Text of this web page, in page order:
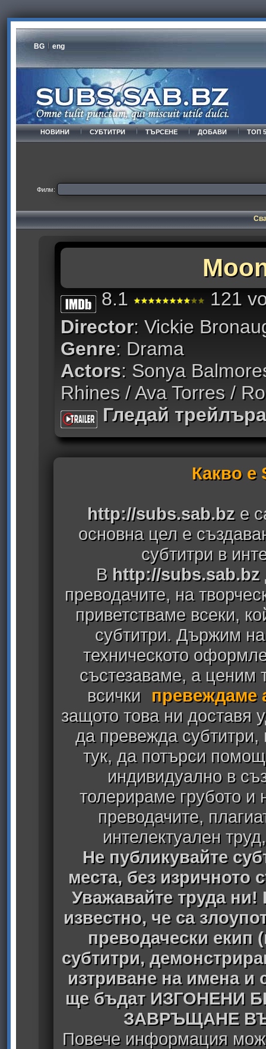
BG eng
НОВИНИ СУБТИТРИ ТЪРСЕНЕ ДОБАВИ ТОП
Филм:
8.1
121
Director: Vickie
Genre: Drama
Actors: Sonya
Rhines / Ava Torres /
Гледай трейлъра
Какво е
http://subs.sab.bz е
основна цел е
субтитри в
В http://subs.sab.bz
преводачите, на
приветстваме всеки,
субтитри. Държим
техническото
състезаваме, а ценим
всички
превеждаме
защото това ни доставя
да превежда
тук, да потърси
индивидуално в
толерираме грубото
преводачите,
интелектуален
Не публикувайте
места, без изричното
Уважавайте труда ни!
известно, че са
преводачески екип
субтитри,
изтриване на имена
ще бъдат ИЗГОНЕНИ
ЗАВРЪЩАНЕ
Повече информация